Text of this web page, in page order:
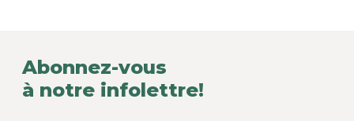
Abonnez-vous
à notre infolettre!